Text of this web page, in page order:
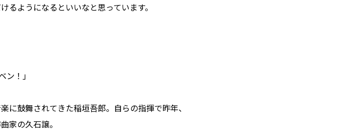
るようになるといいなと思っています。
ン！」
に鼓舞されてきた稲垣吾郎。自らの指揮で昨年、
家の久石譲。